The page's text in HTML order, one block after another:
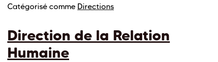
Catégorisé comme Directions
Direction de la Relation
Humaine